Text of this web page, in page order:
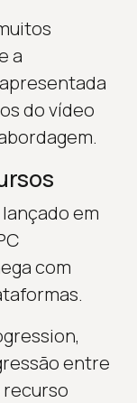
a
do vídeo
em
com
entre